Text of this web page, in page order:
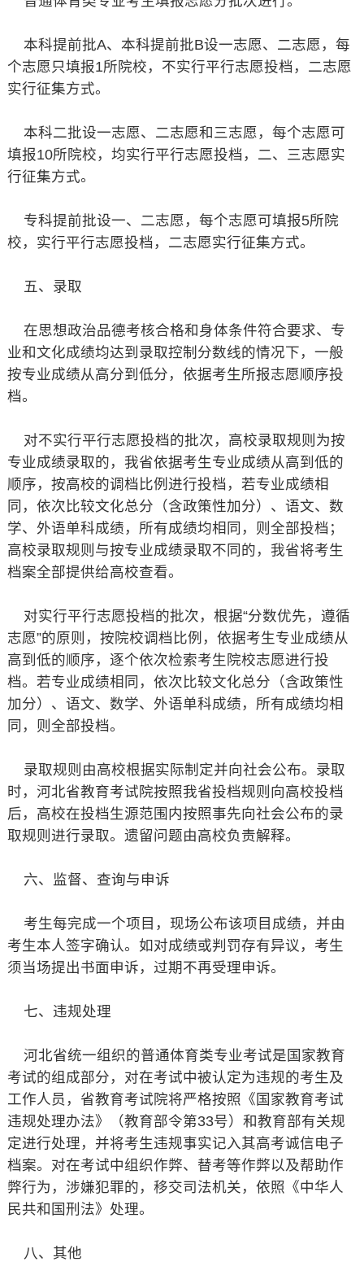
本科提前批A、本科提前批B设一志愿、二志愿，每
个志愿只填报1所院校，不实行平行志愿投档，二志愿
实行征集方式。
本科二批设一志愿、二志愿和三志愿，每个志愿可
填报10所院校，均实行平行志愿投档，二、三志愿实
行征集方式。
专科提前批设一、二志愿，每个志愿可填报5所院
校，实行平行志愿投档，二志愿实行征集方式。
五、录取
在思想政治品德考核合格和身体条件符合要求、专
业和文化成绩均达到录取控制分数线的情况下，一般
按专业成绩从高分到低分，依据考生所报志愿顺序投
档。
对不实行平行志愿投档的批次，高校录取规则为按
专业成绩录取的，我省依据考生专业成绩从高到低的
顺序，按高校的调档比例进行投档，若专业成绩相
同，依次比较文化总分（含政策性加分）、语文、数
学、外语单科成绩，所有成绩均相同，则全部投档；
高校录取规则与按专业成绩录取不同的，我省将考生
档案全部提供给高校查看。
对实行平行志愿投档的批次，根据“分数优先，遵循
志愿”的原则，按院校调档比例，依据考生专业成绩从
高到低的顺序，逐个依次检索考生院校志愿进行投
档。若专业成绩相同，依次比较文化总分（含政策性
加分）、语文、数学、外语单科成绩，所有成绩均相
同，则全部投档。
录取规则由高校根据实际制定并向社会公布。录取
时，河北省教育考试院按照我省投档规则向高校投档
后，高校在投档生源范围内按照事先向社会公布的录
取规则进行录取。遗留问题由高校负责解释。
六、监督、查询与申诉
考生每完成一个项目，现场公布该项目成绩，并由
考生本人签字确认。如对成绩或判罚存有异议，考生
须当场提出书面申诉，过期不再受理申诉。
七、违规处理
河北省统一组织的普通体育类专业考试是国家教育
考试的组成部分，对在考试中被认定为违规的考生及
工作人员，省教育考试院将严格按照《国家教育考试
违规处理办法》（教育部令第33号）和教育部有关规
定进行处理，并将考生违规事实记入其高考诚信电子
档案。对在考试中组织作弊、替考等作弊以及帮助作
弊行为，涉嫌犯罪的，移交司法机关，依照《中华人
民共和国刑法》处理。
八、其他